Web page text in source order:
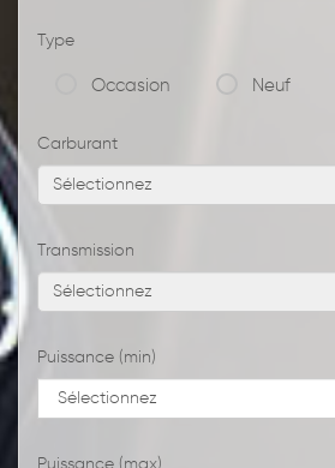
Type
Occasion Neuf
Carburant
Sélectionnez
Transmission
Sélectionnez
Puissance (min)
Puissance (max)